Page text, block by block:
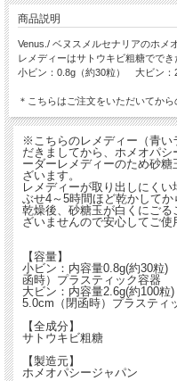
商品説明
Venus./ ベヌスメルセナリアのホメ
レメディーはサトウキビ粗糖ででき
小ビン：0.8g（約30粒） 大ビン
＊こちらはご注文をいただいてから
※こちらのレメディー（青い
だきましてから、ホメオパ
ーダーレメディーのため砂
ざいます。
レメディーが取り出しにく
ぶせ4～5時間ほど乾かしてか
乾燥後、砂糖玉が白くにご
ざいませんので安心してご使
【容量】
小ビン：内容量0.8g(約30
函時）プラスティック容器
大ビン：内容量2.6g(約100
5.0cm（閉函時）プラスティ
【全成分】
サトウキビ粗糖
【製造元】
ホメオパシージャパン